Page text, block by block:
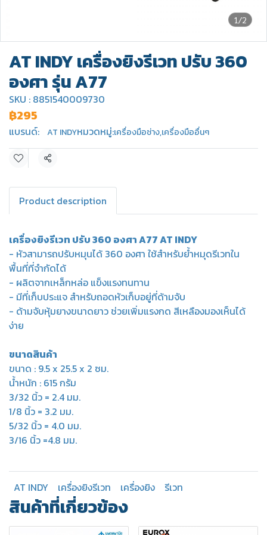
1/2
AT INDY เครื่องยิงรีเวท ปรับ 360
องศา รุ่น A77
SKU : 8851540009730
฿295
แบรนด์: AT INDYหมวดหมู่:เครื่องมือช่าง,เครื่องมืออื่นๆ
แชร์
Product description
เครื่องยิงรีเวท ปรับ 360 องศา A77 AT INDY
- หัวสามารถปรับหมุนได้ 360 องศา ใช้สำหรับย้ำหมุดรีเวทใน
พื้นที่ที่จำกัดได้
- ผลิตจากเหล็กหล่อ แข็งแรงทนทาน
- มีที่เก็บประแจ สำหรับถอดหัวเก็บอยู่ที่ด้ามจับ
- ด้ามจับหุ้มยางขนาดยาว ช่วยเพิ่มแรงกด สีเหลืองมองเห็นได้
ง่าย
ขนาดสินค้า
ขนาด : 9.5 x 25.5 x 2 ซม.
น้ำหนัก : 615 กรัม
3/32 นิ้ว = 2.4 มม.
1/8 นิ้ว = 3.2 มม.
5/32 นิ้ว = 4.0 มม.
3/16 นิ้ว =4.8 มม.
AT INDY เครื่องยิงรีเวท เครื่องยิง รีเวท
สินค้าที่เกี่ยวข้อง